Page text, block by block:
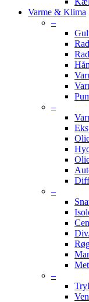
Varme & Klima
–
–
–
–